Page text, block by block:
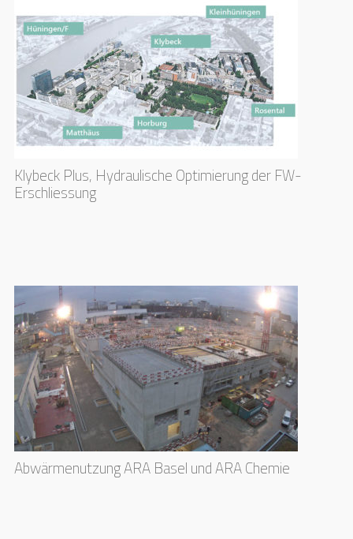
Klybeck Plus, Hydraulische Optimierung der FW-
Erschliessung
Abwärmenutzung ARA Basel und ARA Chemie